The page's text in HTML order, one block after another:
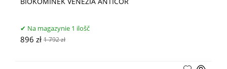
Na magazynie 1 ilošč
896 zł 1 792 zł